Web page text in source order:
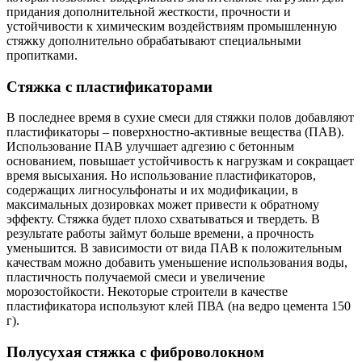
придания дополнительной жесткости, прочности и
устойчивости к химическим воздействиям промышленную
стяжку дополнительно обрабатывают специальными
пропитками.
Стяжка с пластификаторами
В последнее время в сухие смеси для стяжки полов добавляют
пластификаторы – поверхностно-активные вещества (ПАВ).
Использование ПАВ улучшает адгезию с бетонным
основанием, повышает устойчивость к нагрузкам и сокращает
время высыхания. Но использование пластификаторов,
содержащих лигносульфонаты и их модификации, в
максимальных дозировках может привести к обратному
эффекту. Стяжка будет плохо схватываться и твердеть. В
результате работы займут больше времени, а прочность
уменьшится. В зависимости от вида ПАВ к положительным
качествам можно добавить уменьшение использования воды,
пластичность получаемой смеси и увеличение
морозостойкости. Некоторые строители в качестве
пластификатора используют клей ПВА (на ведро цемента 150
г).
Полусухая стяжка с фиброволокном